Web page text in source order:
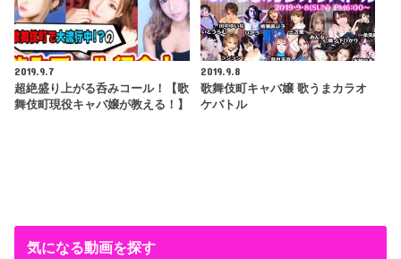
2019.9.7
超絶盛り上がる呑みコール！【歌
舞伎町現役キャバ嬢が教える！】
2019.9.8
歌舞伎町キャバ嬢 歌うまカラオ
ケバトル
気になる動画を探す